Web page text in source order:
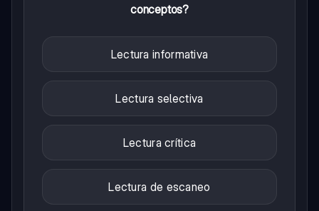
conceptos?
Lectura informativa
Lectura selectiva
Lectura crítica
Lectura de escaneo